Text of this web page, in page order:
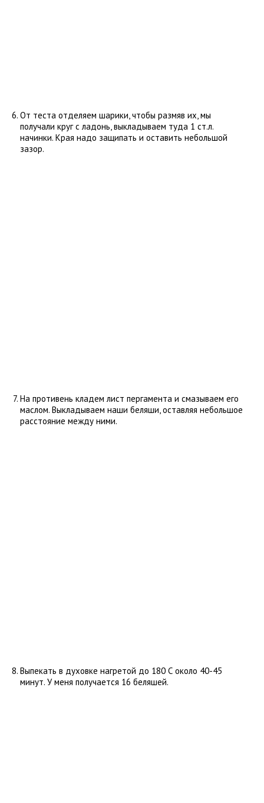
От теста отделяем шарики, чтобы размяв их, мы
получали круг с ладонь, выкладываем туда 1 ст.л.
начинки. Края надо защипать и оставить небольшой
зазор.
На противень кладем лист пергамента и смазываем его
маслом. Выкладываем наши беляши, оставляя небольшое
расстояние между ними.
Выпекать в духовке нагретой до 180 С около 40-45
минут. У меня получается 16 беляшей.